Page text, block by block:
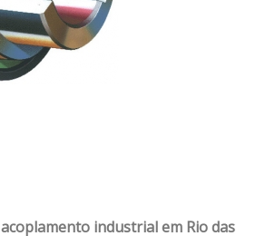
acoplamento industrial em Rio das